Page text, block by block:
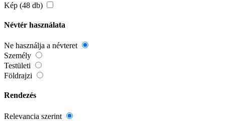
Kép (48 db)
Névtér használata
Ne használja a névteret
Személy
Testületi
Földrajzi
Rendezés
Relevancia szerint